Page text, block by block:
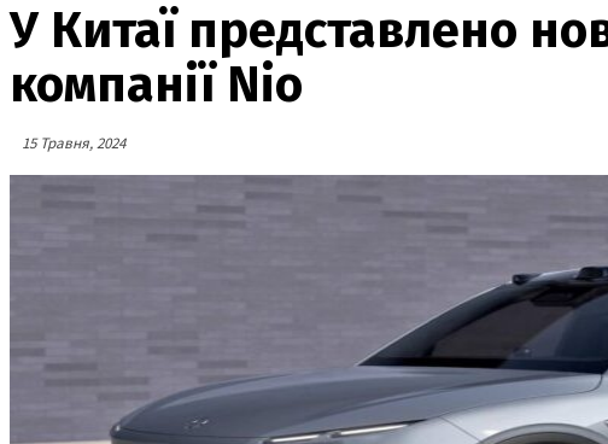
У Китаї представлено
компанії Nio
15 Травня, 2024